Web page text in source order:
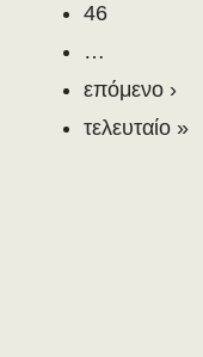
46
…
επόμενο ›
τελευταίο »